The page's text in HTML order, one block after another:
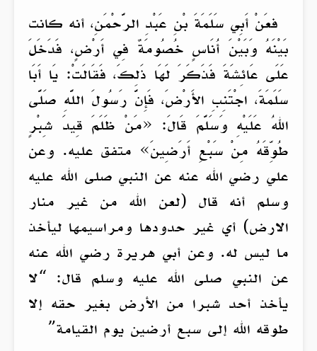
فعَنْ أَبِي سَلَمَةَ بْنِ عَبْدِ الرَّحْمَنِ، أنه كانت
بَيْنَهُ وَبَيْنَ أُنَاسٍ خُصُومَةٌ فِي أَرْضٍ، فَدَخَلَ
عَلَى عَائِشَةَ فَذَكَرَ لَهَا ذَلِكَ، فَقَالَتْ: يَا أَبَا
سَلَمَةَ، اجْتَنِبِ الأَرْضَ، فَإِنَّ رَسُولَ اللَّهِ صَلَّى
اللهُ عَلَيْهِ وَسَلَّمَ قَالَ: «مَنْ ظَلَمَ قِيدَ شِبْرٍ
طُوِّقَهُ مِنْ سَبْعِ أَرَضِينَ» متفق عليه. وعن
علي رضي الله عنه عن النبي صلى الله عليه
وسلم أنه قال (لعن الله من غير منار
الارض) أي غير حدودها ومراسيمها ليأخذ
ما ليس له. وعن أبي هريرة رضي الله عنه
عن النبي صلى الله عليه وسلم قال: “لا
يأخذ أحد شبرا من الأرض بغير حقه إلا
طوقه الله إلى سبع أرضين يوم القيامة”